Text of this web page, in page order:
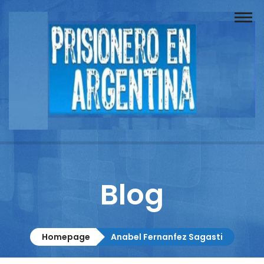
Buscador
Documentos
Columnistas
Contacto
Blog
Homepage Anabel Fernanfez Sagasti